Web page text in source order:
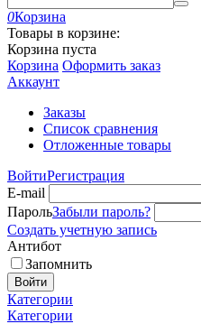
0Корзина
Товары в корзине:
Корзина пуста
Корзина Оформить заказ
Аккаунт
Заказы
Список сравнения
Отложенные товары
ВойтиРегистрация
E-mail
ПарольЗабыли пароль?
Создать учетную запись
Антибот
Запомнить
Войти
Категории
Категории